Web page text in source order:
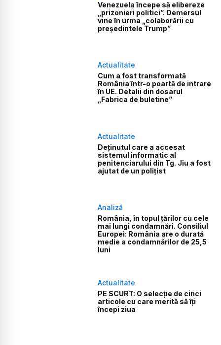
Venezuela începe să elibereze
„prizonieri politici”. Demersul
vine în urma „colaborării cu
președintele Trump”
Actualitate
Cum a fost transformată
România într-o poartă de intrare
în UE. Detalii din dosarul
„Fabrica de buletine”
Actualitate
Deținutul care a accesat
sistemul informatic al
penitenciarului din Tg. Jiu a fost
ajutat de un polițist
Analiză
România, în topul țărilor cu cele
mai lungi condamnări. Consiliul
Europei: România are o durată
medie a condamnărilor de 25,5
luni
Actualitate
PE SCURT: O selecție de cinci
articole cu care merită să îți
începi ziua